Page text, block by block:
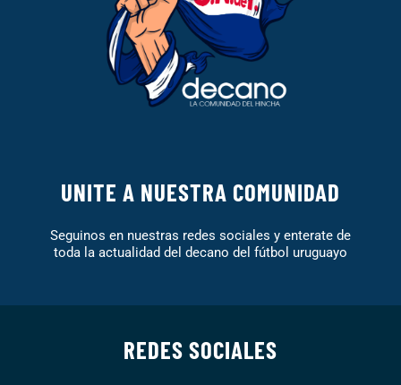
UNITE A NUESTRA COMUNIDAD
Seguinos en nuestras redes sociales y enterate de
toda la actualidad del decano del fútbol uruguayo
REDES SOCIALES